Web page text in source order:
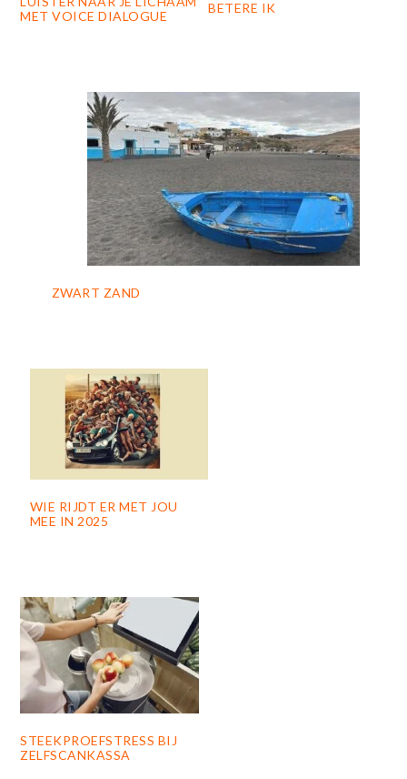
MET VOICE DIALOGUE
BETERE IK
ZWART ZAND
WIE RIJDT ER MET JOU
MEE IN 2025
STEEKPROEFSTRESS BIJ
ZELFSCANKASSA